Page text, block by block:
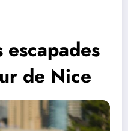
de Nice